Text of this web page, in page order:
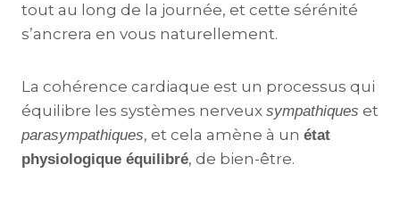
tout au long de la journée, et cette sérénité
s’ancrera en vous naturellement.
La cohérence cardiaque est un processus qui
équilibre les systèmes nerveux sympathiques et
parasympathiques, et cela amène à un état
physiologique équilibré, de bien-être.